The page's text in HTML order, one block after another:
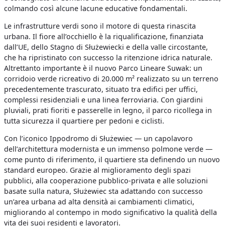
colmando così alcune lacune educative fondamentali.
Le infrastrutture verdi sono il motore di questa rinascita
urbana. Il fiore all’occhiello è la riqualificazione, finanziata
dall’UE, dello Stagno di Służewiecki e della valle circostante,
che ha ripristinato con successo la ritenzione idrica naturale.
Altrettanto importante è il nuovo Parco Lineare Suwak: un
corridoio verde ricreativo di 20.000 m² realizzato su un terreno
precedentemente trascurato, situato tra edifici per uffici,
complessi residenziali e una linea ferroviaria. Con giardini
pluviali, prati fioriti e passerelle in legno, il parco ricollega in
tutta sicurezza il quartiere per pedoni e ciclisti.
Con l’iconico Ippodromo di Służewiec — un capolavoro
dell’architettura modernista e un immenso polmone verde —
come punto di riferimento, il quartiere sta definendo un nuovo
standard europeo. Grazie al miglioramento degli spazi
pubblici, alla cooperazione pubblico-privata e alle soluzioni
basate sulla natura, Służewiec sta adattando con successo
un’area urbana ad alta densità ai cambiamenti climatici,
migliorando al contempo in modo significativo la qualità della
vita dei suoi residenti e lavoratori.